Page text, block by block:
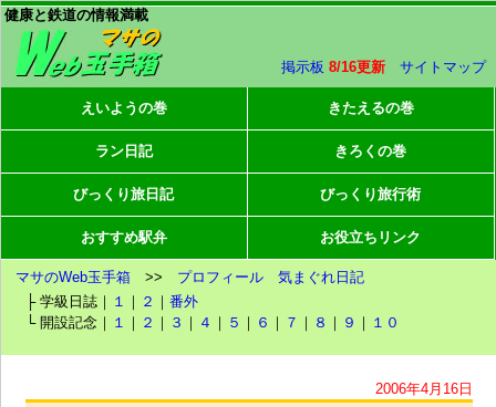
健康と鉄道の情報満載
掲示板 8/16更新 サイトマップ
えいようの巻 きたえるの巻
ラン日記 きろくの巻
びっくり旅日記 びっくり旅行術
おすすめ駅弁 お役立ちリンク
マサのWeb玉手箱 >> プロフィール
気まぐれ日記
├ 学級日誌｜ １ ｜ ２ ｜番外
└ 開設記念｜ １ ｜ ２ ｜ ３ ｜ ４ ｜ ５ ｜ ６ ｜ ７ ｜ ８ ｜ ９ ｜ １０
2006年4月16日